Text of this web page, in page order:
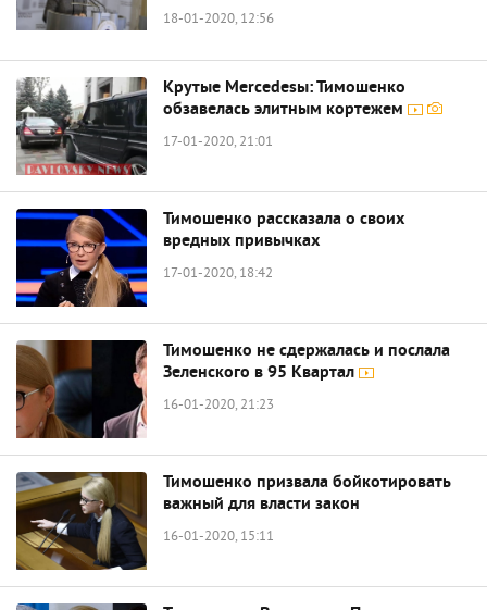
18-01-2020, 12:56
Крутые Mercedesы: Тимошенко
обзавелась элитным кортежем
17-01-2020, 21:01
Тимошенко рассказала о своих
вредных привычках
17-01-2020, 18:42
Тимошенко не сдержалась и послала
Зеленского в 95 Квартал
16-01-2020, 21:23
Тимошенко призвала бойкотировать
важный для власти закон
16-01-2020, 15:11